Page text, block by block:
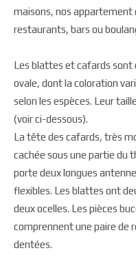
maisons, nos appartement
restaurants, bars ou
Les blattes et cafards sont
ovale, dont la coloration
selon les espèces. Leur
(voir ci-dessous).
La tête des cafards, très
cachée sous une partie du
porte deux longues
flexibles. Les blattes ont
deux ocelles. Les pièces
comprennent une paire de
dentées.